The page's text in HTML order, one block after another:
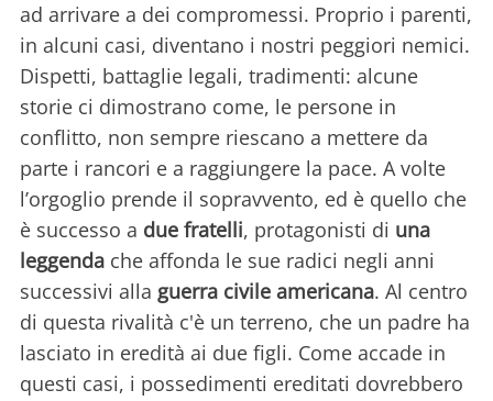
ad arrivare a dei compromessi. Proprio i parenti,
in alcuni casi, diventano i nostri peggiori nemici.
Dispetti, battaglie legali, tradimenti: alcune
storie ci dimostrano come, le persone in
conflitto, non sempre riescano a mettere da
parte i rancori e a raggiungere la pace. A volte
l’orgoglio prende il sopravvento, ed è quello che
è successo a due fratelli, protagonisti di una
leggenda che affonda le sue radici negli anni
successivi alla guerra civile americana. Al centro
di questa rivalità c'è un terreno, che un padre ha
lasciato in eredità ai due figli. Come accade in
questi casi, i possedimenti ereditati dovrebbero